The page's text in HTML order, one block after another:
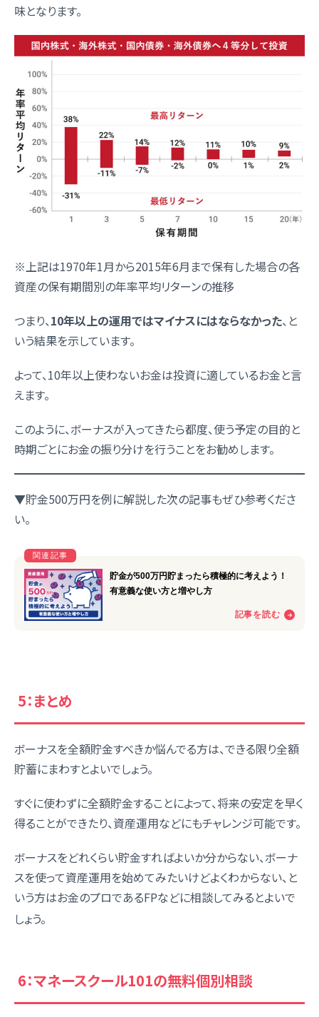
味となります。
※上記は1970年1月から2015年6月まで保有した場合の各
資産の保有期間別の年率平均リターンの推移
つまり、10年以上の運用ではマイナスにはならなかった、と
いう結果を示しています。
よって、10年以上使わないお金は投資に適しているお金と言
えます。
このように、ボーナスが入ってきたら都度、使う予定の目的と
時期ごとにお金の振り分けを行うことをお勧めします。
▼貯金500万円を例に解説した次の記事もぜひ参考くださ
い。
5：まとめ
ボーナスを全額貯金すべきか悩んでる方は、できる限り全額
貯蓄にまわすとよいでしょう。
すぐに使わずに全額貯金することによって、将来の安定を早く
得ることができたり、資産運用などにもチャレンジ可能です。
ボーナスをどれくらい貯金すればよいか分からない、ボーナ
スを使って資産運用を始めてみたいけどよくわからない、と
いう方はお金のプロであるFPなどに相談してみるとよいで
しょう。
6：マネースクール101の無料個別相談